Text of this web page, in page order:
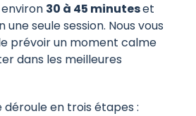
30 à 45 minuteset
seule session. Nous vous
prévoir un moment calme
dans les meilleures
en trois étapes :